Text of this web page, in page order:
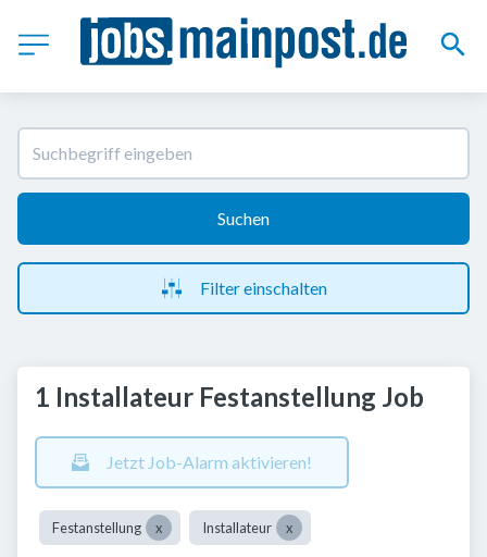
Suchen
Filter einschalten
1 Installateur Festanstellung Job
Jetzt Job-Alarm aktivieren!
Festanstellung Installateur